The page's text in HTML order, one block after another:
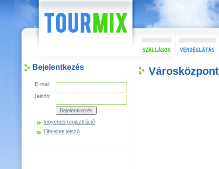
Bejelentkezés
E-mail:
Jelszó:
Ingyenes regisztráció
Elfelejtett jelszó